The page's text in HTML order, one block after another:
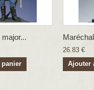
26.83 €
Ajouter